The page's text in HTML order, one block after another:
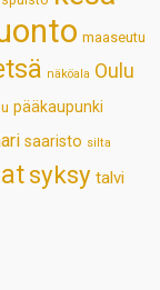
maaseutu
näköala Oulu
pääkaupunki
saaristo silta
syksy talvi